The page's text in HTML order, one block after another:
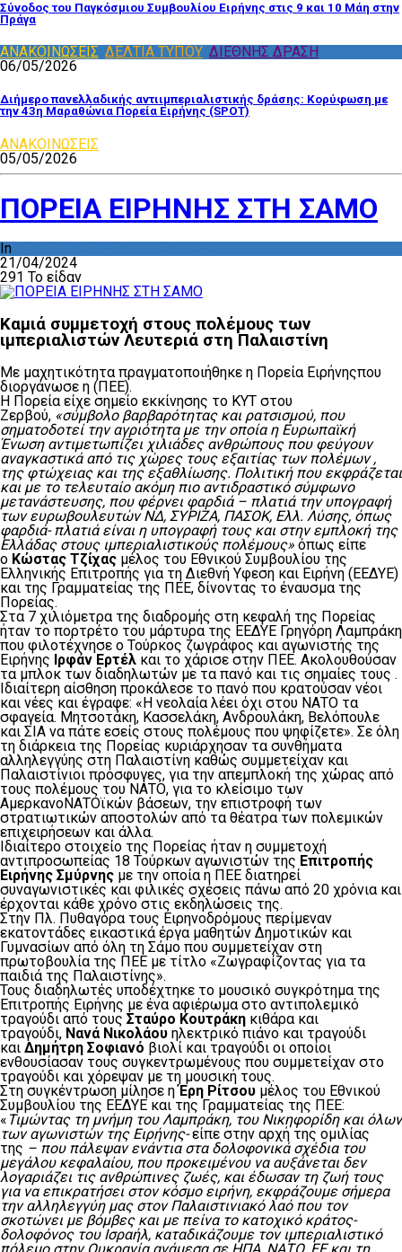
Σύνοδος του Παγκόσμιου Συμβουλίου Ειρήνης στις 9 και 10 Μάη στην
Πράγα
ΑΝΑΚΟΙΝΩΣΕΙΣ ΔΕΛΤΙΑ ΤΥΠΟΥ ΔΙΕΘΝΗΣ ΔΡΑΣΗ
06/05/2026
Διήμερο πανελλαδικής αντιιμπεριαλιστικής δράσης: Κορύφωση με
την 43η Μαραθώνια Πορεία Ειρήνης (SPOT)
ΑΝΑΚΟΙΝΩΣΕΙΣ
05/05/2026
ΠΟΡΕΙΑ ΕΙΡΗΝΗΣ ΣΤΗ ΣΑΜΟ
In
21/04/2024
291 Το είδαν
Καμιά συμμετοχή στους πολέμους των
ιμπεριαλιστών Λευτεριά στη Παλαιστίνη
Με μαχητικότητα πραγματοποιήθηκε η Πορεία Ειρήνηςπου
διοργάνωσε η (ΠΕΕ).
Η Πορεία είχε σημείο εκκίνησης το ΚΥΤ στου
Ζερβού, «σύμβολο βαρβαρότητας και ρατσισμού, που
σηματοδοτεί την αγριότητα με την οποία η Ευρωπαϊκή
Ένωση αντιμετωπίζει χιλιάδες ανθρώπους που φεύγουν
αναγκαστικά από τις χώρες τους εξαιτίας των πολέμων ,
της φτώχειας και της εξαθλίωσης. Πολιτική που εκφράζεται
και με το τελευταίο ακόμη πιο αντιδραστικό σύμφωνο
μετανάστευσης, που φέρνει φαρδιά – πλατιά την υπογραφή
των ευρωβουλευτών ΝΔ, ΣΥΡΙΖΑ, ΠΑΣΟΚ, Ελλ. Λύσης, όπως
φαρδιά- πλατιά είναι η υπογραφή τους και στην εμπλοκή της
Ελλάδας στους ιμπεριαλιστικούς πολέμους» όπως είπε
ο Κώστας Τζίχας μέλος του Εθνικού Συμβουλίου της
Ελληνικής Επιτροπής για τη Διεθνή Υφεση και Ειρήνη (ΕΕΔΥΕ)
και της Γραμματείας της ΠΕΕ, δίνοντας το έναυσμα της
Πορείας.
Στα 7 χιλιόμετρα της διαδρομής στη κεφαλή της Πορείας
ήταν το πορτρέτο του μάρτυρα της ΕΕΔΥΕ Γρηγόρη Λαμπράκη
που φιλοτέχνησε ο Τούρκος ζωγράφος και αγωνιστής της
Ειρήνης Ιρφάν Ερτέλ και το χάρισε στην ΠΕΕ. Ακολουθούσαν
τα μπλοκ των διαδηλωτών με τα πανό και τις σημαίες τους .
Ιδιαίτερη αίσθηση προκάλεσε το πανό που κρατούσαν νέοι
και νέες και έγραφε: «Η νεολαία λέει όχι στου ΝΑΤΟ τα
σφαγεία. Μητσοτάκη, Κασσελάκη, Ανδρουλάκη, Βελόπουλε
και ΣΙΑ να πάτε εσείς στους πολέμους που ψηφίζετε». Σε όλη
τη διάρκεια της Πορείας κυριάρχησαν τα συνθήματα
αλληλεγγύης στη Παλαιστίνη καθώς συμμετείχαν και
Παλαιστίνιοι πρόσφυγες, για την απεμπλοκή της χώρας από
τους πολέμους του ΝΑΤΟ, για το κλείσιμο των
ΑμερκανοΝΑΤΟϊκών βάσεων, την επιστροφή των
στρατιωτικών αποστολών από τα θέατρα των πολεμικών
επιχειρήσεων και άλλα.
Ιδιαίτερο στοιχείο της Πορείας ήταν η συμμετοχή
αντιπροσωπείας 18 Τούρκων αγωνιστών της Επιτροπής
Ειρήνης Σμύρνης με την οποία η ΠΕΕ διατηρεί
συναγωνιστικές και φιλικές σχέσεις πάνω από 20 χρόνια και
έρχονται κάθε χρόνο στις εκδηλώσεις της.
Στην Πλ. Πυθαγόρα τους Ειρηνοδρόμους περίμεναν
εκατοντάδες εικαστικά έργα μαθητών Δημοτικών και
Γυμνασίων από όλη τη Σάμο που συμμετείχαν στη
πρωτοβουλία της ΠΕΕ με τίτλο «Ζωγραφίζοντας για τα
παιδιά της Παλαιστίνης».
Τους διαδηλωτές υποδέχτηκε το μουσικό συγκρότημα της
Επιτροπής Ειρήνης με ένα αφιέρωμα στο αντιπολεμικό
τραγούδι από τους Σταύρο Κουτράκη κιθάρα και
τραγούδι, Νανά Νικολάου ηλεκτρικό πιάνο και τραγούδι
και Δημήτρη Σοφιανό βιολί και τραγούδι οι οποίοι
ενθουσίασαν τους συγκεντρωμένους που συμμετείχαν στο
τραγούδι και χόρεψαν με τη μουσική τους.
Στη συγκέντρωση μίλησε ηΈρη Ρίτσου μέλος του Εθνικού
Συμβουλίου της ΕΕΔΥΕ και της Γραμματείας της ΠΕΕ:
« Τιμώντας τη μνήμη του Λαμπράκη, του Νικηφορίδη και όλων
των αγωνιστών της Ειρήνης-είπε στην αρχή της ομιλίας
της – που πάλεψαν ενάντια στα δολοφονικά σχέδια του
μεγάλου κεφαλαίου, που προκειμένου να αυξάνεται δεν
λογαριάζει τις ανθρώπινες ζωές, και έδωσαν τη ζωή τους
για να επικρατήσει στον κόσμο ειρήνη, εκφράζουμε σήμερα
την αλληλεγγύη μας στον Παλαιστινιακό λαό που τον
σκοτώνει με βόμβες και με πείνα το κατοχικό κράτος-
δολοφόνος του Ισραήλ, καταδικάζουμε τον ιμπεριαλιστικό